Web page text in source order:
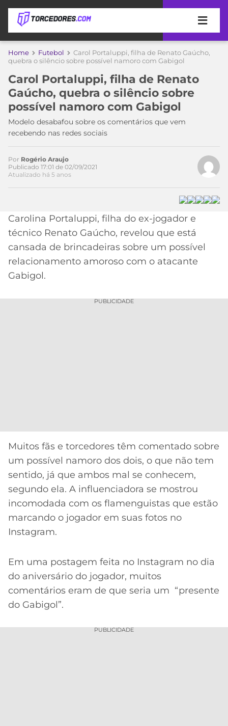
APOSTAS
DE
APOSTA
MELHORES
SITES
DE
APOSTAS
2026
BETBOOM
CÓDIGO
INDICAÇÃO
BET365
MELHORES
CASSINOS
ONLINE
2026
COPA
DO
MUNDO
TIMES
MEU
TIME
PALMEIRAS
CORINTHIANS
SÃO
INTERNACIONAL
GRÊMIO
ATLÉTICO
MG
CAMPEONATOS
SÉRIE
LIBERTADORES
DOS
CAMPEÕES
LALIGA
ESPORTIVA
MERCADO
DA
BOLA
Home Futebol
Carol Portaluppi, filha de Renato Gaúcho,
quebra o silêncio sobre possível namoro com Gabigol
Carol Portaluppi, filha de Renato
Gaúcho, quebra o silêncio sobre
possível namoro com Gabigol
Modelo desabafou sobre os comentários que vem
recebendo nas redes sociais
Acesse o perfil do autor
no Twitter
Por Rogério Araujo
Publicado 17:01 de 02/09/2021
Atualizado há 5 anos
Carolina Portaluppi, filha do ex-jogador e
técnico Renato Gaúcho, revelou que está
cansada de brincadeiras sobre um possível
relacionamento amoroso com o atacante
Gabigol.
PUBLICIDADE
Muitos fãs e torcedores têm comentado sobre
um possível namoro dos dois, o que não tem
sentido, já que ambos mal se conhecem,
segundo ela. A influenciadora se mostrou
incomodada com os flamenguistas que estão
marcando o jogador em suas fotos no
Instagram.
Em uma postagem feita no Instagram no dia
do aniversário do jogador, muitos
comentários eram de que seria um “presente
do Gabigol”.
PUBLICIDADE